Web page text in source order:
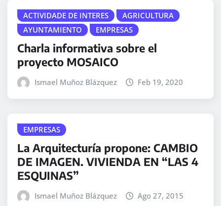
ACTIVIDADE DE INTERES
AGRICULTURA
AYUNTAMIENTO
EMPRESAS
Charla informativa sobre el
proyecto MOSAICO
Ismael Muñoz Blázquez Feb 19, 2020
EMPRESAS
La Arquitecturía propone: CAMBIO
DE IMAGEN. VIVIENDA EN “LAS 4
ESQUINAS”
Ismael Muñoz Blázquez Ago 27, 2015